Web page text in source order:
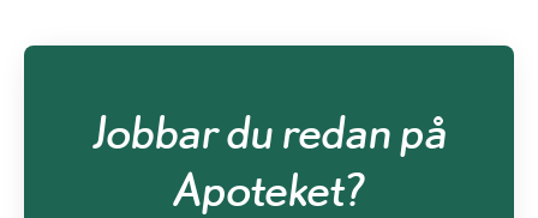
Jobbar du redan på
Apoteket?